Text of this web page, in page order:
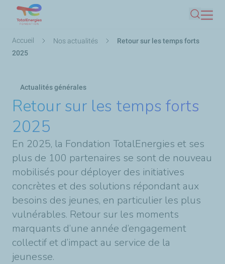
contenu
Fil
d'Ariane
Accueil Nos actualités
Retour sur les temps forts
2025
Actualités générales
Retour sur les temps forts
2025
En 2025, la Fondation TotalEnergies et ses
plus de 100 partenaires se sont de nouveau
mobilisés pour déployer des initiatives
concrètes et des solutions répondant aux
besoins des jeunes, en particulier les plus
vulnérables. Retour sur les moments
marquants d’une année d’engagement
collectif et d’impact au service de la
jeunesse.